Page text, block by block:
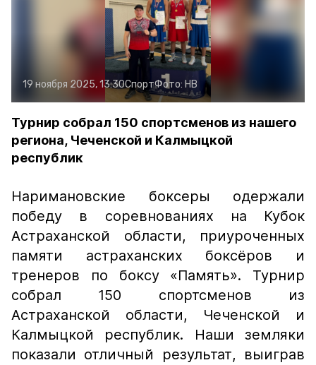
19 ноября 2025, 13:30СпортФото: НВ
Турнир собрал 150 спортсменов из нашего
региона, Чеченской и Калмыцкой
республик
Наримановские боксеры одержали
победу в соревнованиях на Кубок
Астраханской области, приуроченных
памяти астраханских боксёров и
тренеров по боксу «Память». Турнир
собрал 150 спортсменов из
Астраханской области, Чеченской и
Калмыцкой республик. Наши земляки
показали отличный результат, выиграв